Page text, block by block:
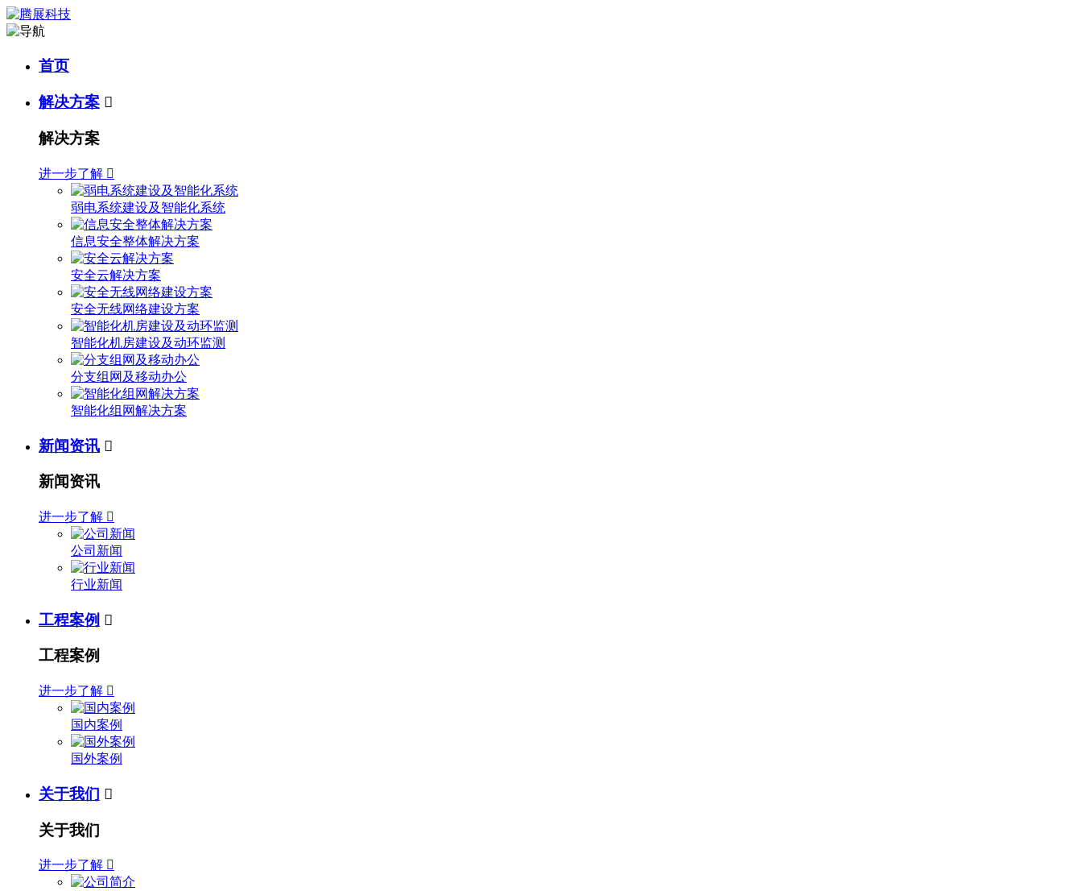
首页
解决方案 
解决方案
进一步了解 
弱电系统建设及智能化系统
信息安全整体解决方案
安全云解决方案
安全无线网络建设方案
智能化机房建设及动环监测
分支组网及移动办公
智能化组网解决方案
新闻资讯 
新闻资讯
进一步了解 
公司新闻
行业新闻
工程案例 
工程案例
进一步了解 
国内案例
国外案例
关于我们 
关于我们
进一步了解 